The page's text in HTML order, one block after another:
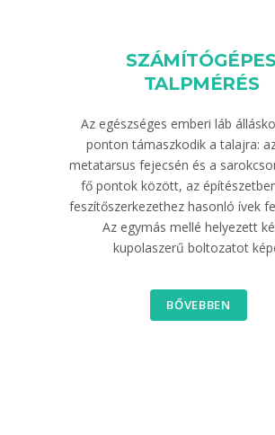
TALPMÉRÉS
Az egészséges emberi láb
ponton támaszkodik a talajra:
metatarsus fejecsén és a
fő pontok között, az
feszítőszerkezethez hasonló ívek
Az egymás mellé helyezett
kupolaszerű boltozatot
BŐVEBBEN